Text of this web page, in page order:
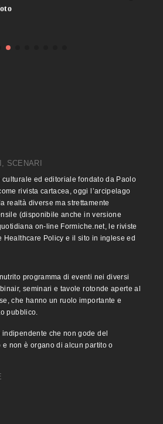
SCENARI
culturale ed editoriale fondato da Paolo
rivista cartacea, oggi l’arcipelago
realtà diverse ma strettamente
(disponibile anche in versione
on-line Formiche.net, le riviste
Healthcare Policy e il sito in inglese ed
programma di eventi nei diversi
seminari e tavole rotonde aperte al
che hanno un ruolo importante e
pubblico.
che non gode del
non è organo di alcun partito o